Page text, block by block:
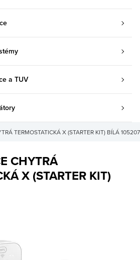
a TUV
TERMOSTATICKÁ X (STARTER KIT) BÍLÁ 105207
CHYTRÁ
X (STARTER KIT)